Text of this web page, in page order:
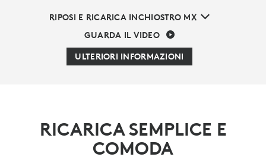
RIPOSI E RICARICA INCHIOSTRO MX
GUARDA IL VIDEO
ULTERIORI INFORMAZIONI
RICARICA SEMPLICE E
COMODA